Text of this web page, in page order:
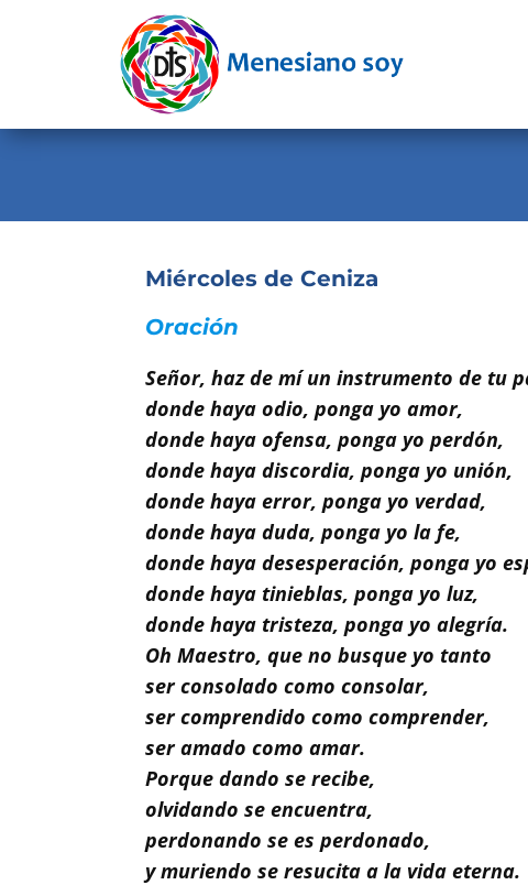
Calendario
Novena
Familia Menesiana
Pastoral Vocacional
Miércoles de Ceniza
Oración
Señor, haz de mí un instrumento de tu
donde haya odio, ponga yo amor,
donde haya ofensa, ponga yo perdón,
donde haya discordia, ponga yo unión,
donde haya error, ponga yo verdad,
donde haya duda, ponga yo la fe,
donde haya desesperación, ponga yo
donde haya tinieblas, ponga yo luz,
donde haya tristeza, ponga yo alegría.
Oh Maestro, que no busque yo tanto
ser consolado como consolar,
ser comprendido como comprender,
ser amado como amar.
Porque dando se recibe,
olvidando se encuentra,
perdonando se es perdonado,
y muriendo se resucita a la vida eterna.